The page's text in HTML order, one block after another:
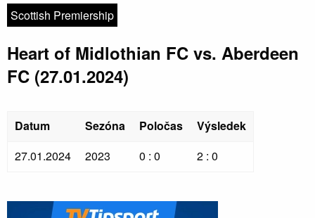
Scottish Premiership
Heart of Midlothian FC vs. Aberdeen
FC (27.01.2024)
Datum Sezóna Poločas
Výsledek
27.01.2024
2023 0 : 0 2 : 0